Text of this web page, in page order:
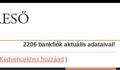
2206 bankfiók aktuális adataival!
Kedvencekhez hozzáad